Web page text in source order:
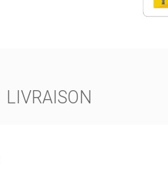
LIVRAISON